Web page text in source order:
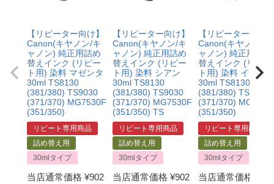
【リピーター向け】
Canon(キヤノン/キ
ャノン) 純正用詰め
替えインク (リピー
ト用) 染料 マゼンタ
30ml TS8130
(381/380) TS9030
(371/370) MG7530F
(351/350)
リピート専用商品
詰め替え用
30mlタイプ
当店通常価格 ¥902
【リピーター向け】
Canon(キヤノン/キ
ャノン) 純正用詰め
替えインク (リピー
ト用) 染料 シアン
30ml TS8130
(381/380) TS9030
(371/370) MG7530F
(351/350) TS
リピート専用商品
詰め替え用
30mlタイプ
当店通常価格 ¥902
【リピーター向け
Canon(キヤノン/キ
ャノン) 純正用詰め
替えインク (リピー
ト用) 染料 イエロー
30ml TS8130
(381/380) TS9030
(371/370)
(351/350)
リピート専用商品
詰め替え用
30mlタイプ
当店通常価格